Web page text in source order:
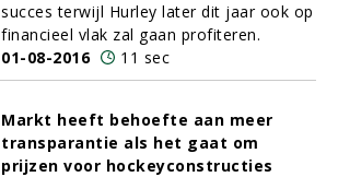
succes terwijl Hurley later dit jaar ook op
financieel vlak zal gaan profiteren.
01-08-2016
11 sec
Markt heeft behoefte aan meer
transparantie als het gaat om
prijzen voor hockeyconstructies